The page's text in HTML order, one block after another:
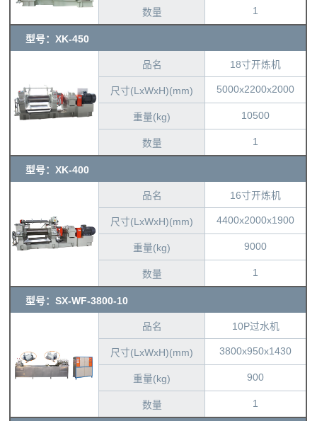
数量 1
型号：XK-450
品名 18寸开炼机
尺寸(LxWxH)(mm) 5000x2200x2000
重量(kg) 10500
数量 1
型号：XK-400
品名 16寸开炼机
尺寸(LxWxH)(mm) 4400x2000x1900
重量(kg) 9000
数量 1
型号：SX-WF-3800-10
品名 10P过水机
尺寸(LxWxH)(mm) 3800x950x1430
重量(kg) 900
数量 1